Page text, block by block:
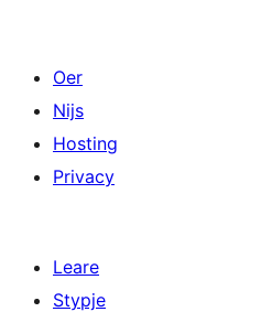
Oer
Nijs
Hosting
Privacy
Leare
Stypje